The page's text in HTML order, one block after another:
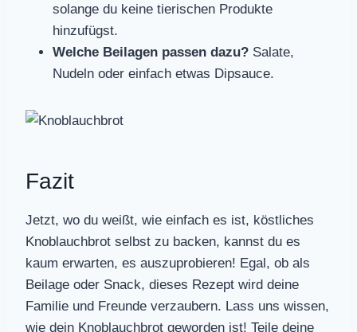
solange du keine tierischen Produkte
hinzufügst.
Welche Beilagen passen dazu? Salate,
Nudeln oder einfach etwas Dipsauce.
Fazit
Jetzt, wo du weißt, wie einfach es ist, köstliches
Knoblauchbrot selbst zu backen, kannst du es
kaum erwarten, es auszuprobieren! Egal, ob als
Beilage oder Snack, dieses Rezept wird deine
Familie und Freunde verzaubern. Lass uns wissen,
wie dein Knoblauchbrot geworden ist! Teile deine